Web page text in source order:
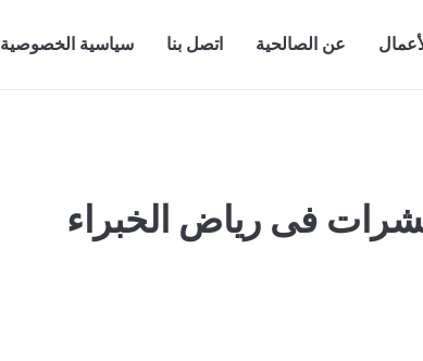
عن الصالحية اتصل بنا سياسية الخصوصية
فى رياض الخبراء